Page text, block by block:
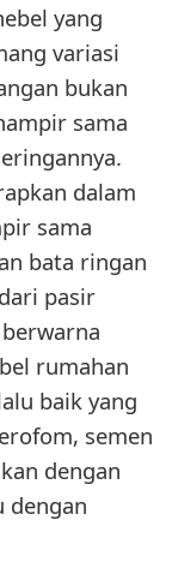
yang
variasi
bukan
sama
dalam
sama
bata ringan
pasir
rumahan
baik yang
semen
dengan
dengan